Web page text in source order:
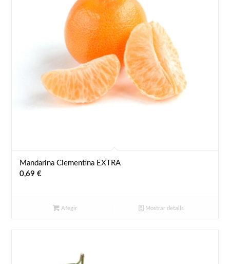
Mandarina Clementina EXTRA
0,69€
Afegir Mostrar detalls